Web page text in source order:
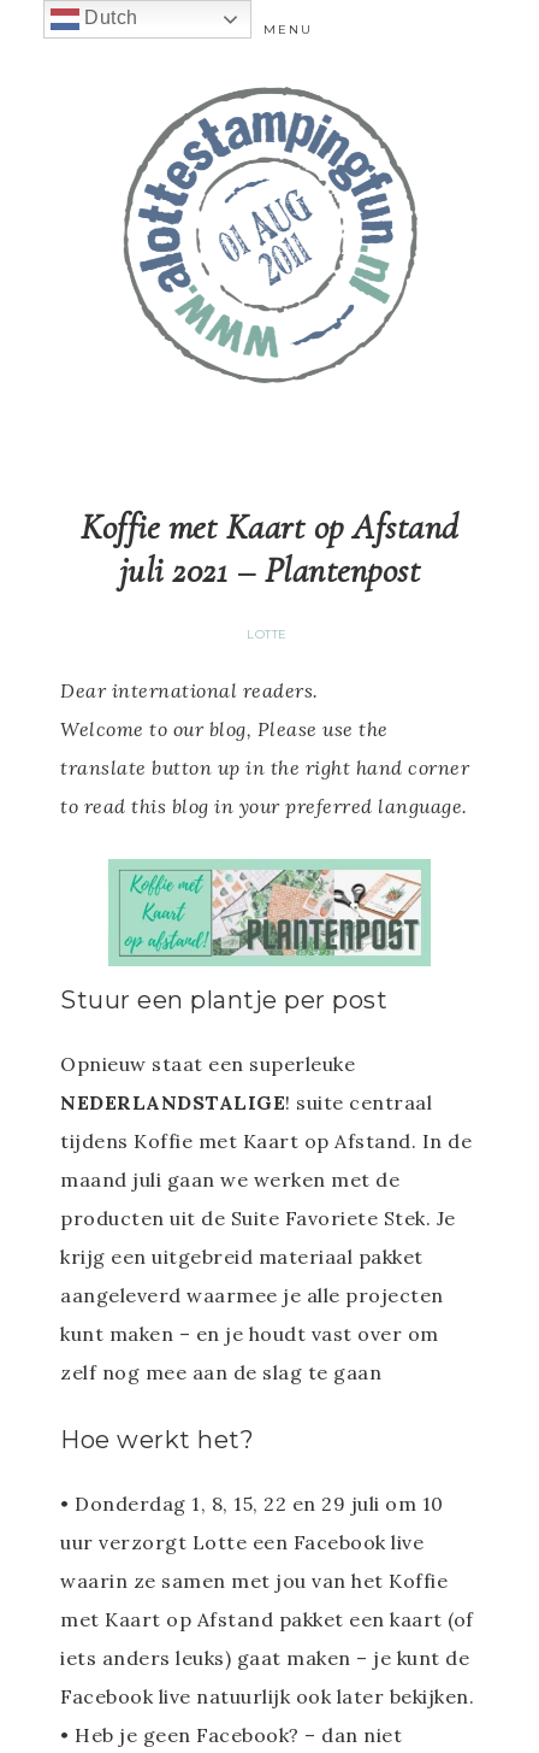
MENU
Koffie met Kaart op Afstand
juli 2021 – Plantenpost
LOTTE
Dear international readers.
Welcome to our blog, Please use the
translate button up in the right hand corner
to read this blog in your preferred language.
Stuur een plantje per post
Opnieuw staat een superleuke
NEDERLANDSTALIGE! suite centraal
tijdens Koffie met Kaart op Afstand. In de
maand juli gaan we werken met de
producten uit de Suite Favoriete Stek. Je
krijg een uitgebreid materiaal pakket
aangeleverd waarmee je alle projecten
kunt maken – en je houdt vast over om
zelf nog mee aan de slag te gaan
Hoe werkt het?
• Donderdag 1, 8, 15, 22 en 29 juli om 10
uur verzorgt Lotte een Facebook live
waarin ze samen met jou van het Koffie
met Kaart op Afstand pakket een kaart (of
iets anders leuks) gaat maken – je kunt de
Facebook live natuurlijk ook later bekijken.
• Heb je geen Facebook? – dan niet
Dutch